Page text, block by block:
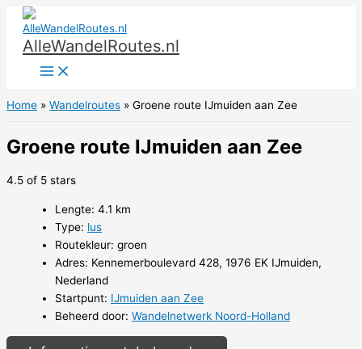
naar
inhoud
AlleWandelRoutes.nl
Home Wandelroutes Groene route IJmuiden aan Zee
Groene route IJmuiden aan Zee
4.5 of 5 stars
Lengte: 4.1 km
Type: lus
Routekleur: groen
Adres: Kennemerboulevard 428, 1976 EK IJmuiden,
Nederland
Startpunt: IJmuiden aan Zee
Beheerd door: Wandelnetwerk Noord-Holland